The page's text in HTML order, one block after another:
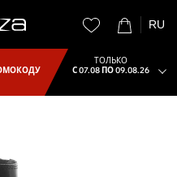
RU
ТОЛЬКО
С 07.08 ПО 09.08.26